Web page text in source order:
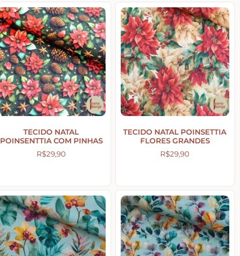
TECIDO NATAL
POINSENTTIA COM PINHAS
R$29,90
TECIDO NATAL POINSETTIA
FLORES GRANDES
R$29,90